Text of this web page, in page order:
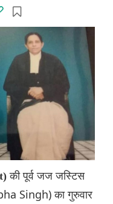
की पूर्व जज जस्टिस
Singh) का गुरुवार